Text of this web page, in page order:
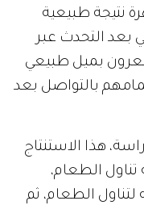
نتيجة طبيعية
بعد التحدث عبر
بميل طبيعي
بالتواصل بعد
هذا الاستنتاج
الطعام،
لتناول الطعام، ثم